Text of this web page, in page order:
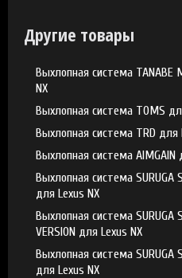
Другие товары
Выхлопная система TANABE
NX
Выхлопная система TOMS
Выхлопная система TRD для
Выхлопная система AIMGAIN
Выхлопная система SURUGA
для Lexus NX
Выхлопная система SURUGA
VERSION для Lexus NX
Выхлопная система SURUGA
для Lexus NX